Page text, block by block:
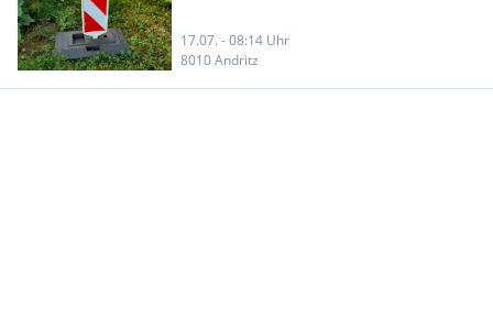
17.07. - 08:14 Uhr
8010 Andritz